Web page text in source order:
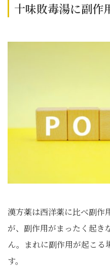
十味敗毒湯に副作
漢方薬は西洋薬に比べ副作
が、副作用がまったく起き
ん。まれに副作用が起こる
す。